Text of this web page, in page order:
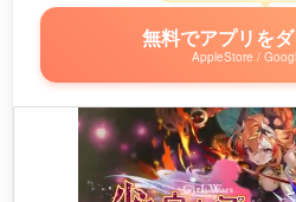
無料でアプリを
AppleStore /